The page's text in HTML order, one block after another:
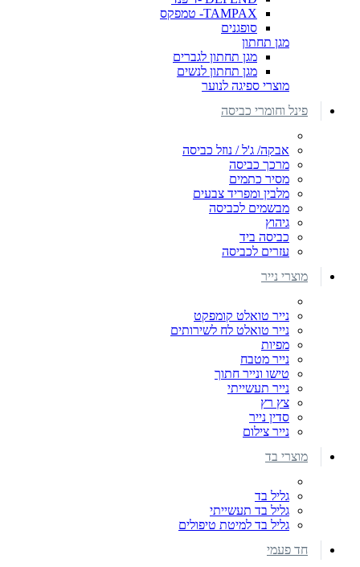
TAMPAX- טמפקס
סופגנים
מגן תחתון
מגן תחתון לגברים
מגן תחתון לנשים
מוצרי ספיגה לנוער
פינל וחומרי כביסה
אבקה/ ג'ל / נוזל כביסה
מרכך כביסה
מסיר כתמים
מלבין ומפריד צבעים
מבשמים לכביסה
גיהוץ
כביסה ביד
עזרים לכביסה
מוצרי נייר
נייר טואלט קומפקט
נייר טואלט לח לשירותים
מפיות
נייר מטבח
טישו ונייר חתוך
נייר תעשייתי
צץ רץ
סדין נייר
נייר צילום
מוצרי בד
גליל בד
גליל בד תעשייתי
גליל בד למיטת טיפולים
חד פעמי